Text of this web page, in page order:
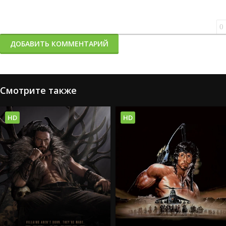
0
ДОБАВИТЬ КОММЕНТАРИЙ
Смотрите также
HD HD